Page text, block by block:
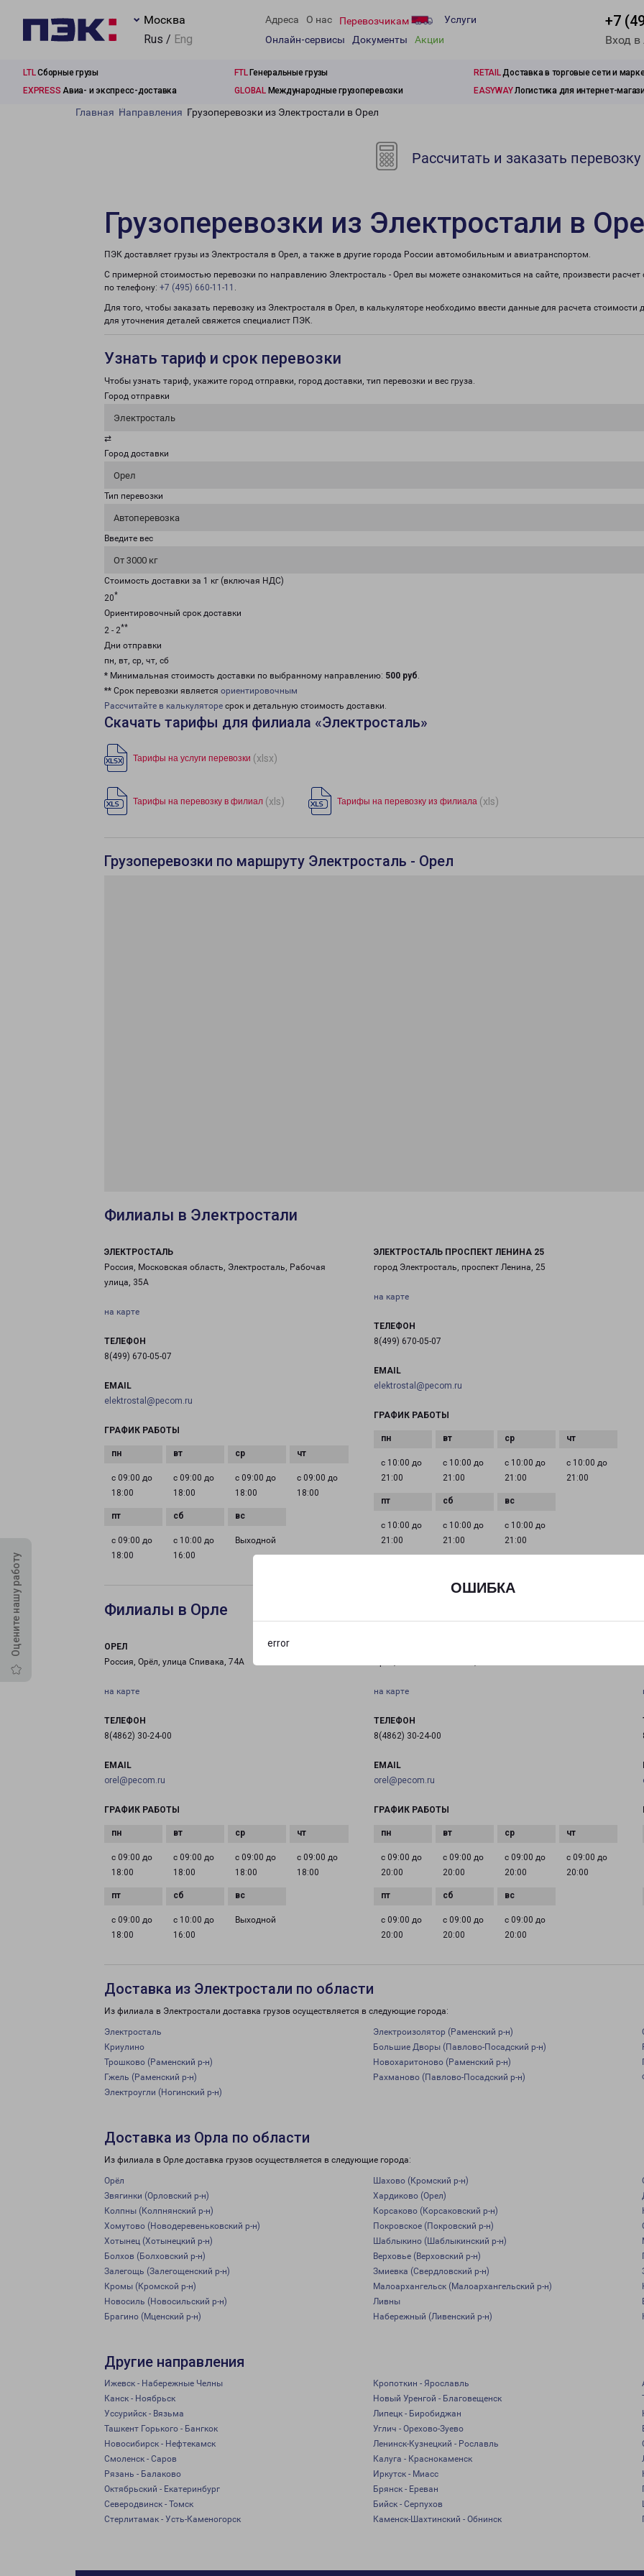
ОШИБКА
error
Москва
Rus / Eng
Адреса О нас Перевозчикам
Услуги
Онлайн-сервисы
Документы Акции
+7
Вход
LTLСборные грузы FTLГенеральные грузы RETAILДоставка в торговые сети и
EXPRESS Авиа- и экспресс-доставка GLOBALМеждународные грузоперевозки EASYWAYЛогистика для интернет-
Оцените нашу работу
Главная Направления Грузоперевозки из Электростали в Орел
Рассчитать и заказать перевозку
Грузоперевозки из Электростали в
ПЭК доставляет грузы из Электросталя в Орел, а также в другие города России автомобильным и авиатранспортом.
С примерной стоимостью перевозки по направлению Электросталь - Орел вы можете ознакомиться на сайте, произвести
по телефону: +7 (495) 660-11-11 .
Для того, чтобы заказать перевозку из Электросталя в Орел, в калькуляторе необходимо ввести данные для расчета
для уточнения деталей свяжется специалист ПЭК.
Узнать тариф и срок перевозки
Чтобы узнать тариф, укажите город отправки, город доставки, тип перевозки и вес груза.
Город отправки
Электросталь
⇄
Город доставки
Орел
Тип перевозки
Автоперевозка
Введите вес
От 3000 кг
Стоимость доставки за 1 кг (включая НДС)
20*
Ориентировочный срок доставки
2 - 2**
Дни отправки
пн, вт, ср, чт, сб
* Минимальная стоимость доставки по выбранному направлению: 500 руб.
** Срок перевозки является ориентировочным
Рассчитайте в калькуляторе срок и детальную стоимость доставки.
Скачать тарифы для филиала «Электросталь»
Тарифы на услуги перевозки (xlsx)
Тарифы на перевозку в филиал (xls) Тарифы на перевозку из филиала (xls)
Грузоперевозки по маршруту Электросталь - Орел
Филиалы в Электростали
ЭЛЕКТРОСТАЛЬ
Россия, Московская область, Электросталь, Рабочая
улица, 35А
на карте
ТЕЛЕФОН
8(499) 670-05-07
EMAIL
elektrostal@pecom.ru
ГРАФИК РАБОТЫ
с 09:00 до
18:00
с 09:00 до
18:00
с 09:00 до
18:00
с 09:00 до
18:00
с 09:00 до
18:00
с 10:00 до
16:00
Выходной
ЭЛЕКТРОСТАЛЬ ПРОСПЕКТ ЛЕНИНА 25
город Электросталь, проспект Ленина, 25
на карте
ТЕЛЕФОН
8(499) 670-05-07
EMAIL
elektrostal@pecom.ru
ГРАФИК РАБОТЫ
с 10:00 до
21:00
с 10:00 до
21:00
с 10:00 до
21:00
с 10:00 до
21:00
с 10:00 до
21:00
с 10:00 до
21:00
с 10:00 до
21:00
Филиалы в Орле
ОРЕЛ
Россия, Орёл, улица Спивака, 74А
на карте
ТЕЛЕФОН
8(4862) 30-24-00
EMAIL
orel@pecom.ru
ГРАФИК РАБОТЫ
с 09:00 до
18:00
с 09:00 до
18:00
с 09:00 до
18:00
с 09:00 до
18:00
с 09:00 до
18:00
с 10:00 до
16:00
Выходной
на карте
ТЕЛЕФОН
8(4862) 30-24-00
EMAIL
orel@pecom.ru
ГРАФИК РАБОТЫ
с 09:00 до
20:00
с 09:00 до
20:00
с 09:00 до
20:00
с 09:00 до
20:00
с 09:00 до
20:00
с 09:00 до
20:00
с 09:00 до
20:00
Доставка из Электростали по области
Из филиала в Электростали доставка грузов осуществляется в следующие города:
Электросталь Электроизолятор (Раменский р-н)
Криулино
Большие Дворы (Павлово-Посадский р-н)
Трошково (Раменский р-н)
Новохаритоново (Раменский р-н)
Гжель (Раменский р-н)
Рахманово (Павлово-Посадский р-н)
Электроугли (Ногинский р-н)
Доставка из Орла по области
Из филиала в Орле доставка грузов осуществляется в следующие города:
Орёл Шахово (Кромский р-н)
Звягинки (Орловский р-н)
Хардиково (Орел)
Колпны (Колпнянский р-н)
Корсаково (Корсаковский р-н)
Хомутово (Новодеревеньковский р-н)
Покровское (Покровский р-н)
Хотынец (Хотынецкий р-н)
Шаблыкино (Шаблыкинский р-н)
Болхов (Болховский р-н)
Верховье (Верховский р-н)
Залегощь (Залегощенский р-н)
Змиевка (Свердловский р-н)
Кромы (Кромской р-н)
Малоархангельск (Малоархангельский р-н)
Новосиль (Новосильский р-н)
Ливны
Брагино (Мценский р-н)
Набережный (Ливенский р-н)
Другие направления
Ижевск - Набережные Челны Кропоткин - Ярославль
Канск - Ноябрьск
Новый Уренгой - Благовещенск
Уссурийск - Вязьма
Липецк - Биробиджан
Ташкент Горького - Бангкок
Углич - Орехово-Зуево
Новосибирск - Нефтекамск
Ленинск-Кузнецкий - Рославль
Смоленск - Саров
Калуга - Краснокаменск
Рязань - Балаково
Иркутск - Миасс
Октябрьский - Екатеринбург
Брянск - Ереван
Северодвинск - Томск
Бийск - Серпухов
Стерлитамак - Усть-Каменогорск
Каменск-Шахтинский - Обнинск